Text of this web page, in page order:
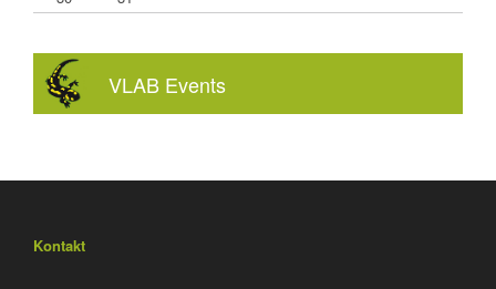
VLAB Events
Kontakt